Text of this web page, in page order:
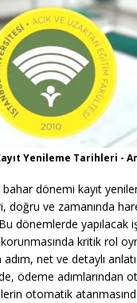
Yenileme Tarihleri -
dönemi kayıt
doğru ve zamanında
dönemlerde yapılacak
korunmasında kritik rol
net ve detaylı
ödeme adımlarından
otomatik